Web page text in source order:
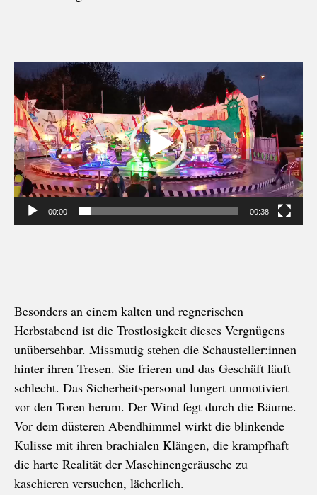
Video-
Player
00:00 00:38
Besonders an einem kalten und regnerischen
Herbstabend ist die Trostlosigkeit dieses Vergnügens
unübersehbar. Missmutig stehen die Schausteller:innen
hinter ihren Tresen. Sie frieren und das Geschäft läuft
schlecht. Das Sicherheitspersonal lungert unmotiviert
vor den Toren herum. Der Wind fegt durch die Bäume.
Vor dem düsteren Abendhimmel wirkt die blinkende
Kulisse mit ihren brachialen Klängen, die krampfhaft
die harte Realität der Maschinengeräusche zu
kaschieren versuchen, lächerlich.